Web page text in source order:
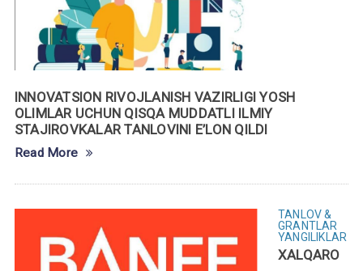
INNOVATSION RIVOJLANISH VAZIRLIGI YOSH
OLIMLAR UCHUN QISQA MUDDATLI ILMIY
STAJIROVKALAR TANLOVINI E’LON QILDI
Read More
TANLOV &
GRANTLAR
YANGILIKLAR
XALQARO